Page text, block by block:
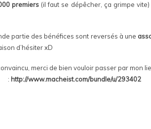
premiers (il faut se dépêcher, ça grimpe
partie des bénéfices sont reversés à une
d’hésiter xD
merci de bien vouloir passer par mon
: http://www.macheist.com/bundle/u/293402